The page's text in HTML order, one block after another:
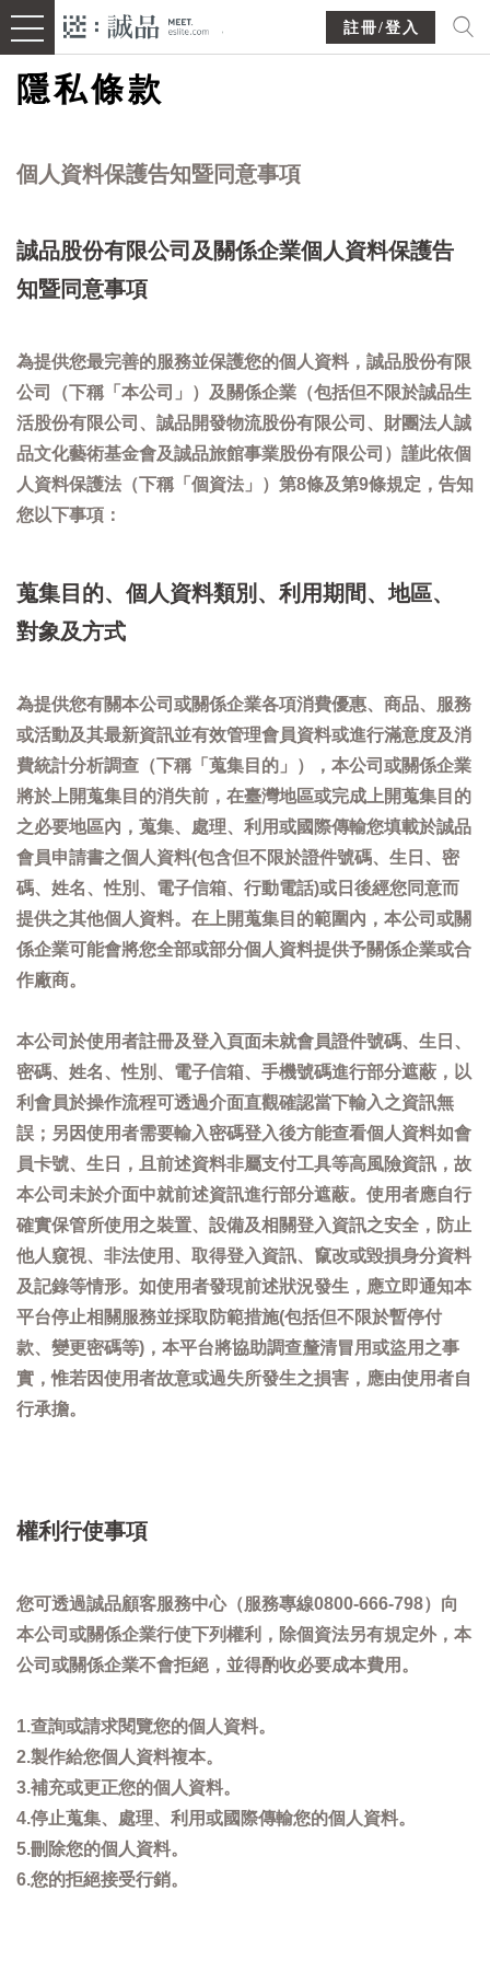
註冊/登入
隱私條款
個人資料保護告知暨同意事項
誠品股份有限公司及關係企業個人資料保護告
知暨同意事項
為提供您最完善的服務並保護您的個人資料，誠品股份有限
公司（下稱「本公司」）及關係企業（包括但不限於誠品生
活股份有限公司、誠品開發物流股份有限公司、財團法人誠
品文化藝術基金會及誠品旅館事業股份有限公司）謹此依個
人資料保護法（下稱「個資法」）第8條及第9條規定，告知
您以下事項：
蒐集目的、個人資料類別、利用期間、地區、
對象及方式
為提供您有關本公司或關係企業各項消費優惠、商品、服務
或活動及其最新資訊並有效管理會員資料或進行滿意度及消
費統計分析調查（下稱「蒐集目的」），本公司或關係企業
將於上開蒐集目的消失前，在臺灣地區或完成上開蒐集目的
之必要地區內，蒐集、處理、利用或國際傳輸您填載於誠品
會員申請書之個人資料(包含但不限於證件號碼、生日、密
碼、姓名、性別、電子信箱、行動電話)或日後經您同意而
提供之其他個人資料。在上開蒐集目的範圍內，本公司或關
係企業可能會將您全部或部分個人資料提供予關係企業或合
作廠商。
本公司於使用者註冊及登入頁面未就會員證件號碼、生日、
密碼、姓名、性別、電子信箱、手機號碼進行部分遮蔽，以
利會員於操作流程可透過介面直觀確認當下輸入之資訊無
誤；另因使用者需要輸入密碼登入後方能查看個人資料如會
員卡號、生日，且前述資料非屬支付工具等高風險資訊，故
本公司未於介面中就前述資訊進行部分遮蔽。使用者應自行
確實保管所使用之裝置、設備及相關登入資訊之安全，防止
他人窺視、非法使用、取得登入資訊、竄改或毀損身分資料
及記錄等情形。如使用者發現前述狀況發生，應立即通知本
平台停止相關服務並採取防範措施(包括但不限於暫停付
款、變更密碼等)，本平台將協助調查釐清冒用或盜用之事
實，惟若因使用者故意或過失所發生之損害，應由使用者自
行承擔。
權利行使事項
您可透過誠品顧客服務中心（服務專線0800-666-798）向
本公司或關係企業行使下列權利，除個資法另有規定外，本
公司或關係企業不會拒絕，並得酌收必要成本費用。
1.查詢或請求閱覽您的個人資料。
2.製作給您個人資料複本。
3.補充或更正您的個人資料。
4.停止蒐集、處理、利用或國際傳輸您的個人資料。
5.刪除您的個人資料。
6.您的拒絕接受行銷。